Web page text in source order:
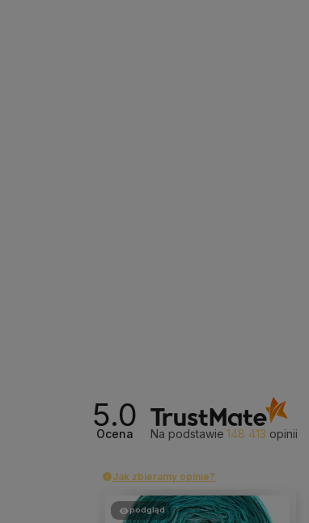
5.0
Ocena Na podstawie 148 413 opinii
Jak zbieramy opinie?
podgląd